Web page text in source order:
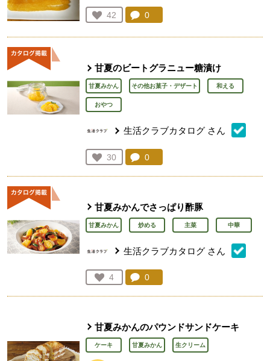
お気に入り登録：
42
人が登録
コメント：
0
甘夏のビートグラニュー糖漬け
甘夏みかん その他お菓子・デザート 和える
おやつ
生活クラブカタログ さん
お気に入り登録：
30
人が登録
コメント：
0
甘夏みかんでさっぱり酢豚
甘夏みかん 炒める 主菜 中華
生活クラブカタログ さん
お気に入り登録：
4
人が登録
コメント：
0
甘夏みかんのパウンドサンドケーキ
ケーキ 甘夏みかん 生クリーム